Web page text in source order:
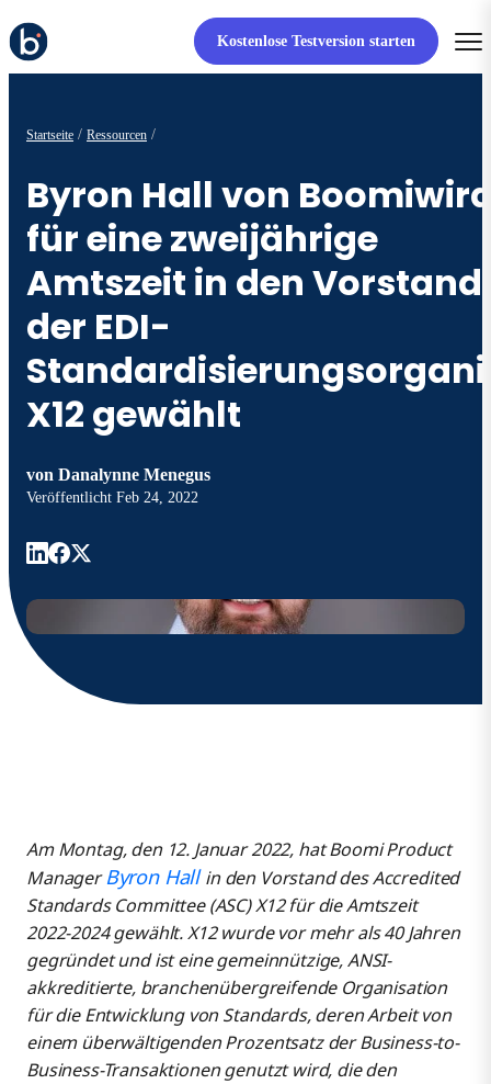
Kostenlose Testversion starten
Startseite Ressourcen
Byron Hall von
für eine zweijährige
Amtszeit in den Vorstand
der EDI-
X12 gewählt
von Danalynne Menegus
Veröffentlicht Feb 24, 2022
Am Montag, den 12. Januar 2022, hat Boomi Product
ManagerByron Hall in den Vorstand des Accredited
Standards Committee (ASC) X12 für die Amtszeit
2022-2024 gewählt. X12 wurde vor mehr als 40 Jahren
gegründet und ist eine gemeinnützige, ANSI-
akkreditierte, branchenübergreifende Organisation
für die Entwicklung von Standards, deren Arbeit von
einem überwältigenden Prozentsatz der Business-to-
Business-Transaktionen genutzt wird, die den